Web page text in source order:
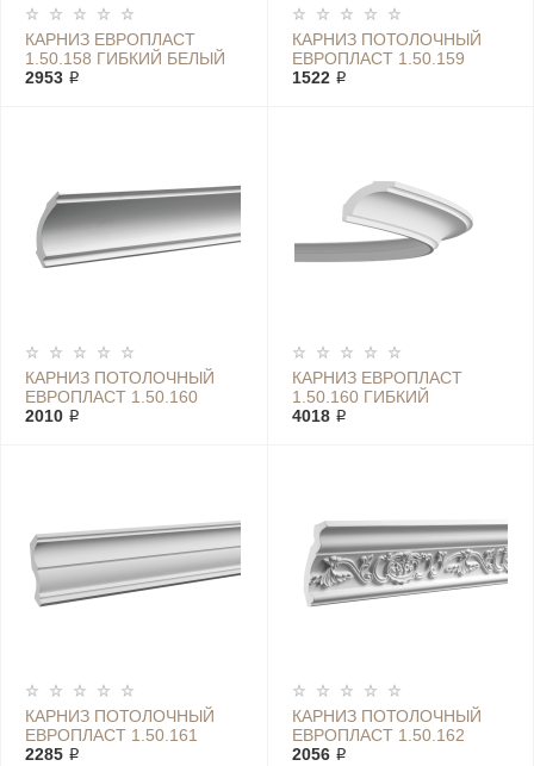
КАРНИЗ ЕВРОПЛАСТ
1.50.158 ГИБКИЙ БЕЛЫЙ
2953 ₽
КАРНИЗ ПОТОЛОЧНЫЙ
ЕВРОПЛАСТ 1.50.159
1522 ₽
КАРНИЗ ПОТОЛОЧНЫЙ
ЕВРОПЛАСТ 1.50.160
2010 ₽
КАРНИЗ ЕВРОПЛАСТ
1.50.160 ГИБКИЙ
4018 ₽
КАРНИЗ ПОТОЛОЧНЫЙ
ЕВРОПЛАСТ 1.50.161
2285 ₽
КАРНИЗ ПОТОЛОЧНЫЙ
ЕВРОПЛАСТ 1.50.162
2056 ₽